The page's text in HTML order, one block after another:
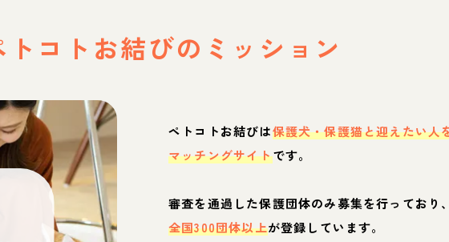
トコトお結びの ミッション
ペトコトお結びは保護犬・保護猫と迎えたい人
マッチングサイトです。
審査を通過した保護団体のみ募集を行っており、
全国300団体以上が登録しています。